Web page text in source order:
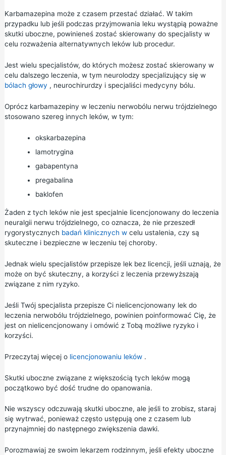
Karbamazepina może z czasem przestać działać. W takim
przypadku lub jeśli podczas przyjmowania leku wystąpią poważne
skutki uboczne, powinieneś zostać skierowany do specjalisty w
celu rozważenia alternatywnych leków lub procedur.
Jest wielu specjalistów, do których możesz zostać skierowany w
celu dalszego leczenia, w tym neurolodzy specjalizujący się w
bólach głowy , neurochirurdzy i specjaliści medycyny bólu.
Oprócz karbamazepiny w leczeniu nerwobólu nerwu trójdzielnego
stosowano szereg innych leków, w tym:
okskarbazepina
lamotrygina
gabapentyna
pregabalina
baklofen
Żaden z tych leków nie jest specjalnie licencjonowany do leczenia
neuralgii nerwu trójdzielnego, co oznacza, że nie przeszedł
rygorystycznych badań klinicznych wcelu ustalenia, czy są
skuteczne i bezpieczne w leczeniu tej choroby.
Jednak wielu specjalistów przepisze lek bez licencji, jeśli uznają, że
może on być skuteczny, a korzyści z leczenia przewyższają
związane z nim ryzyko.
Jeśli Twój specjalista przepisze Ci nielicencjonowany lek do
leczenia nerwobólu trójdzielnego, powinien poinformować Cię, że
jest on nielicencjonowany i omówić z Tobą możliwe ryzyko i
korzyści.
Przeczytaj więcej o licencjonowaniu leków.
Skutki uboczne związane z większością tych leków mogą
początkowo być dość trudne do opanowania.
Nie wszyscy odczuwają skutki uboczne, ale jeśli to zrobisz, staraj
się wytrwać, ponieważ często ustępują one z czasem lub
przynajmniej do następnego zwiększenia dawki.
Porozmawiaj ze swoim lekarzem rodzinnym, jeśli efekty uboczne